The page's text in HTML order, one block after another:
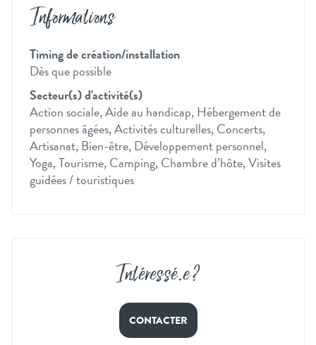
Informations
Timing de création/installation
Dès que possible
Secteur(s) d'activité(s)
Action sociale, Aide au handicap, Hébergement de
personnes âgées, Activités culturelles, Concerts,
Artisanat, Bien-être, Développement personnel,
Yoga, Tourisme, Camping, Chambre d’hôte, Visites
guidées / touristiques
Intéressé.e ?
CONTACTER